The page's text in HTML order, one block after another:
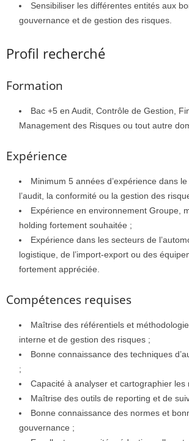
Sensibiliser les différentes entités aux
gouvernance et de gestion des risques.
Profil recherché
Formation
Bac +5 en Audit, Contrôle de Gestion,
Management des Risques ou tout autre
Expérience
Minimum 5 années d’expérience dans
l’audit, la conformité ou la gestion des
Expérience en environnement Groupe,
holding fortement souhaitée ;
Expérience dans les secteurs de
logistique, de l’import-export ou des
fortement appréciée.
Compétences requises
Maîtrise des référentiels et
interne et de gestion des risques ;
Bonne connaissance des techniques
;
Capacité à analyser et cartographier les
Maîtrise des outils de reporting et de
Bonne connaissance des normes et
gouvernance ;